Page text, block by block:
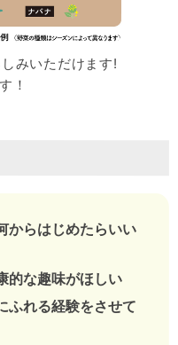
みいただけます!
！
からはじめたらいい
的な趣味がほしい
ふれる経験をさせて